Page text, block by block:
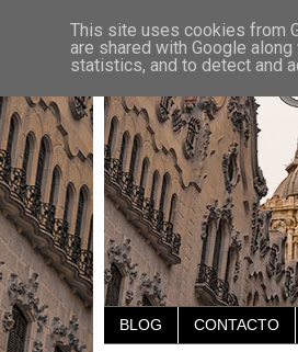
BLOG CONTACTO
This site uses cookies from
are shared with Google
statistics, and to detect and